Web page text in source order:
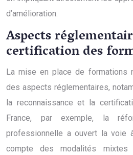
d’amélioration.
Aspects
certification des
La mise en place de formations
des aspects réglementaires,
la reconnaissance et la
France, par exemple, la
professionnelle a ouvert la voie
compte des modalités mixtes